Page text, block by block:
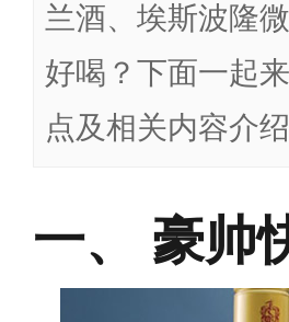
兰酒、埃斯波隆
好喝？下面一起
点及相关内容介绍
豪帅